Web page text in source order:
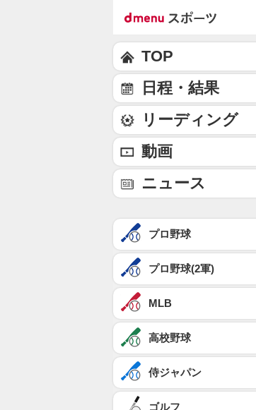
TOP
日程・結果
リーディング
動画
ニュース
プロ野球
プロ野球(2軍)
MLB
高校野球
侍ジャパン
ゴルフ